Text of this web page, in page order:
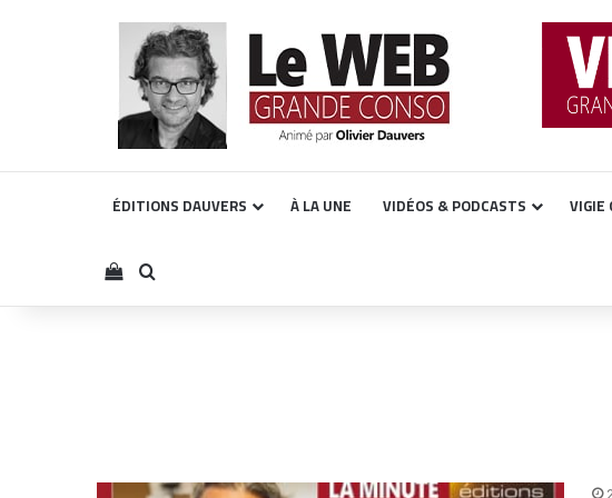
ÉDITIONS DAUVERS À LA UNE VIDÉOS & PODCASTS VIGIE
Voir votre panier
Rechercher